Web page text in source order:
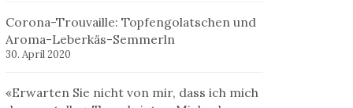
Corona-Trouvaille: Topfengolatschen und
Aroma-Leberkäs-Semmerln
30. April 2020
«Erwarten Sie nicht von mir, dass ich mich